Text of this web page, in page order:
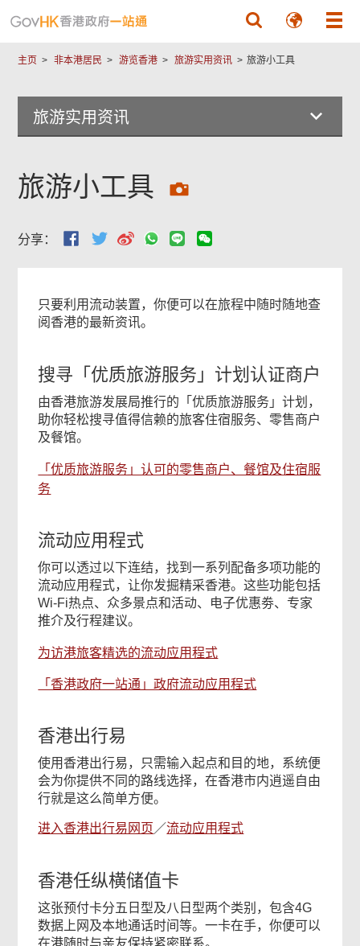
主页 非本港居民 游览香港 旅游实用资讯 旅游小工具
旅游实用资讯
旅游小工具
分享：
只要利用流动装置，你便可以在旅程中随时随地查
阅香港的最新资讯。
搜寻「优质旅游服务」计划认证商户
由香港旅游发展局推行的「优质旅游服务」计划，
助你轻松搜寻值得信赖的旅客住宿服务、零售商户
及餐馆。
「优质旅游服务」认可的零售商户、餐馆及住宿服
务
流动应用程式
你可以透过以下连结，找到一系列配备多项功能的
流动应用程式，让你发掘精采香港。这些功能包括
Wi-Fi热点、众多景点和活动、电子优惠劵、专家
推介及行程建议。
为访港旅客精选的流动应用程式
「香港政府一站通」政府流动应用程式
香港出行易
使用香港出行易，只需输入起点和目的地，系统便
会为你提供不同的路线选择，在香港市内逍遥自由
行就是这么简单方便。
进入香港出行易网页 ／流动应用程式
香港任纵横储值卡
这张预付卡分五日型及八日型两个类别，包含4G
数据上网及本地通话时间等。一卡在手，你便可以
在港随时与亲友保持紧密联系。